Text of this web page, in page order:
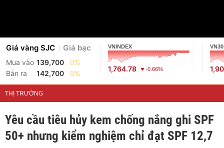
Giá vàng SJC Giá bạc
Mua vào 139,700
0%
Bán ra
142,700 0%
VNINDEX
1,764.78 -0.66%
VN30
THỊ TRƯỜNG
Yêu cầu tiêu hủy kem chống nắng ghi SPF
50+ nhưng kiểm nghiệm chỉ đạt SPF 12,7